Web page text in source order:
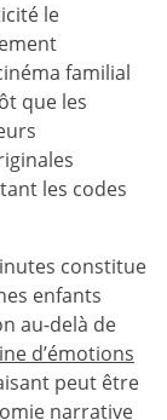
le
familial
que les
les codes
constitue
enfants
au-delà de
d’émotions
peut être
narrative